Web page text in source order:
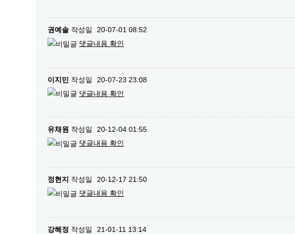
권예솔 작성일
20-07-01 08:52
댓글내용 확인
이지민 작성일
20-07-23 23:08
댓글내용 확인
유채원 작성일
20-12-04 01:55
댓글내용 확인
정현지 작성일
20-12-17 21:50
댓글내용 확인
강혜정 작성일
21-01-11 13:14